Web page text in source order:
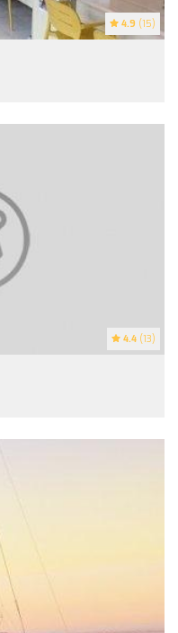
4.9 (15)
4.4 (13)